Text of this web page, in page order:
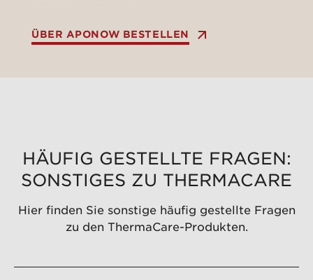
ÜBER APONOW BESTELLEN
HÄUFIG GESTELLTE FRAGEN:
SONSTIGES ZU THERMACARE
Hier finden Sie sonstige häufig gestellte Fragen
zu den ThermaCare-Produkten.